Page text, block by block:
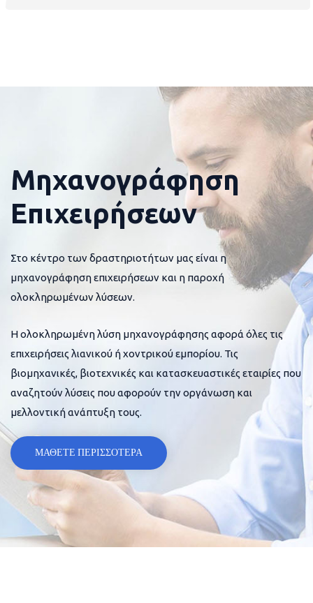
Μηχανογράφηση
Επιχειρήσεων
Στο κέντρο των δραστηριοτήτων μας είναι η
μηχανογράφηση επιχειρήσεων και η παροχή
ολοκληρωμένων λύσεων.
Η ολοκληρωμένη λύση μηχανογράφησης αφορά όλες τις
επιχειρήσεις λιανικού ή χοντρικού εμπορίου. Τις
βιομηχανικές, βιοτεχνικές και κατασκευαστικές εταιρίες που
αναζητούν λύσεις που αφορούν την οργάνωση και
μελλοντική ανάπτυξη τους.
ΜΑΘΕΤΕ ΠΕΡΙΣΣΟΤΕΡΑ